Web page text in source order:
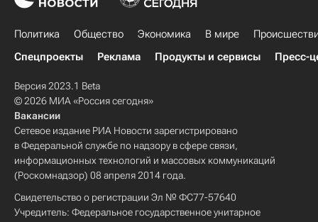
Политика Общество Экономика В мире
Спецпроекты
Реклама Продукты и сервисы Пресс-
Версия 2023.1 Beta
© 2026 МИА «Россия сегодня»
Вакансии
Сетевое издание РИА Новости зарегистрировано
в Федеральной службе по надзору в сфере связи,
информационных технологий и массовых коммуникаций
(Роскомнадзор) 08 апреля 2014 года.
Свидетельство о регистрации Эл № ФС77-57640
Учредитель: Федеральное государственное унитарное